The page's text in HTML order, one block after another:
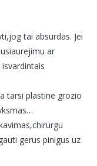
tai absurdas. Jei
ar
tarsi plastine grozio
gerus pinigus uz